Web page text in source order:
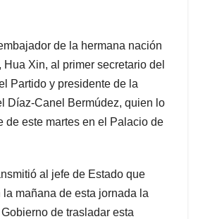
de la hermana nación
Xin, al primer secretario del
Partido y presidente de la
Díaz-Canel Bermúdez, quien lo
de este martes en el Palacio de
al jefe de Estado que
mañana de esta jornada la
de trasladar esta